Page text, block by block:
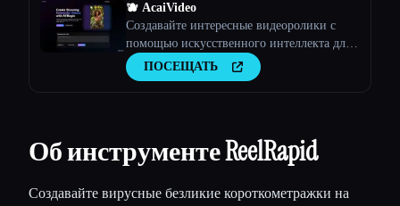
🫐 AcaiVideo
Создавайте интересные видеоролики с
помощью искусственного интеллекта для
роликов в TikTok, YouTube и Instagram
ПОСЕЩАТЬ
Об инструменте ReelRapid
Создавайте вирусные безликие короткометражки на